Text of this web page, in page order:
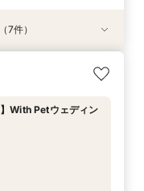
すめ】マイナビ限定特
プルが納得した／フォ
初めての見学、効率
】With Petウェディン
レゼント付き】フォト
食をご検討の方必見！
目以降に◎】会場徹底
7件）
】With Petウェディン